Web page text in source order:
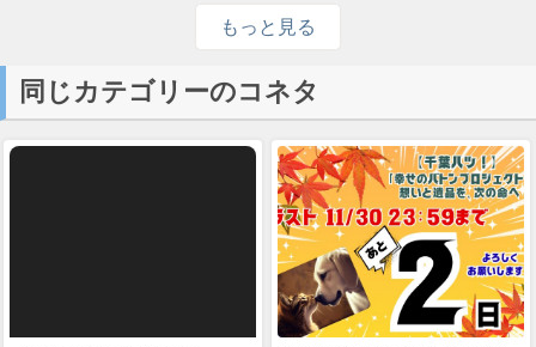
もっと見る
同じカテゴリーのコネタ